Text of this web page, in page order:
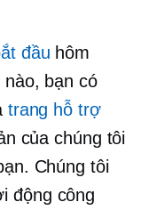
đầu hôm
nào, bạn có
trang hỗ trợ
của chúng tôi
Chúng tôi
động công